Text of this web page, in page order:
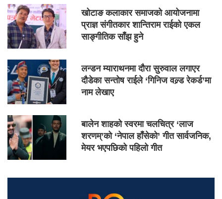
खोटाङ कलाकार समाजको आयोजनामा
प्राज्ञ संगीतकार शान्तिराम राईको एकल
साङ्गीतिक साँझ हुने
लन्डन म्याराथनमा दौरा सुरुवाल लगाएर
दौडेका सन्तोष राईले ‘गिनिज वल्र्ड रेकर्ड’मा
नाम लेखाए
बालेन शाहको स्वरमा चलचित्र ‘लाज
शरणम्’को ‘नेपाल हाँसेको’ गीत सार्वजनिक,
मेयर भएपछिको पहिलो गीत